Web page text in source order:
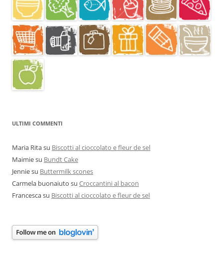
ULTIMI COMMENTI
Maria Ritasu Biscotti al cioccolato e fleur de sel
Maimiesu Bundt Cake
Jenniesu Buttermilk scones
Carmela buonaiuto su Croccantini al bacon
Francescasu Biscotti al cioccolato e fleur de sel